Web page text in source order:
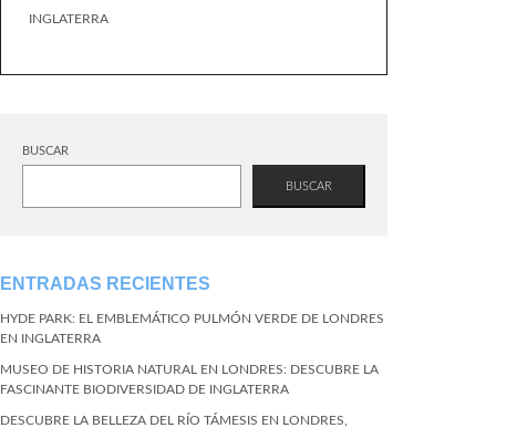
INGLATERRA
BUSCAR
BUSCAR
ENTRADAS RECIENTES
HYDE PARK: EL EMBLEMÁTICO PULMÓN VERDE DE LONDRES
EN INGLATERRA
MUSEO DE HISTORIA NATURAL EN LONDRES: DESCUBRE LA
FASCINANTE BIODIVERSIDAD DE INGLATERRA
DESCUBRE LA BELLEZA DEL RÍO TÁMESIS EN LONDRES,